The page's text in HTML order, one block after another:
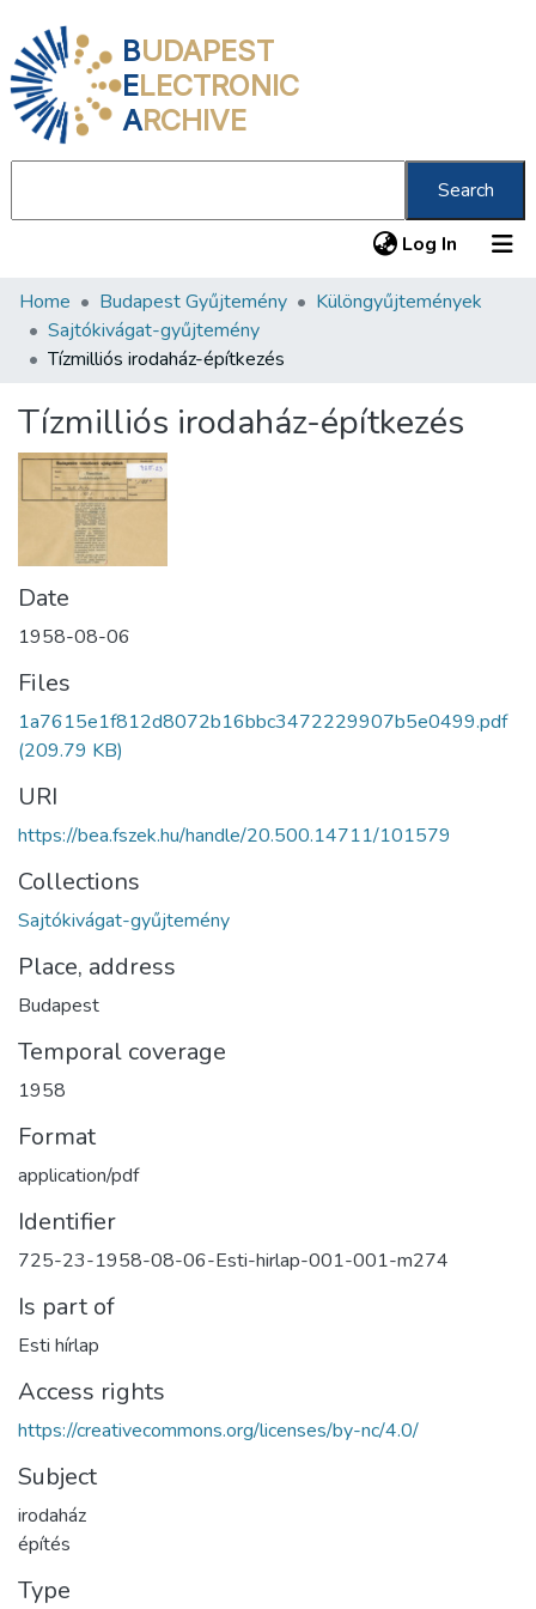
BUDAPEST
ELECTRONIC
ARCHIVE
Search
Log In (current)
Communities & Collections
All of DSpace
About us
Home Budapest Gyűjtemény
Különgyűjtemények
Sajtókivágat-gyűjtemény
Tízmilliós irodaház-építkezés
Tízmilliós irodaház-építkezés
Date
1958-08-06
Files
1a7615e1f812d8072b16bbc3472229907b5e0499.pdf
(209.79 KB)
URI
https://bea.fszek.hu/handle/20.500.14711/101579
Collections
Sajtókivágat-gyűjtemény
Place, address
Budapest
Temporal coverage
1958
Format
application/pdf
Identifier
725-23-1958-08-06-Esti-hirlap-001-001-m274
Is part of
Esti hírlap
Access rights
https://creativecommons.org/licenses/by-nc/4.0/
Subject
irodaház
építés
Type